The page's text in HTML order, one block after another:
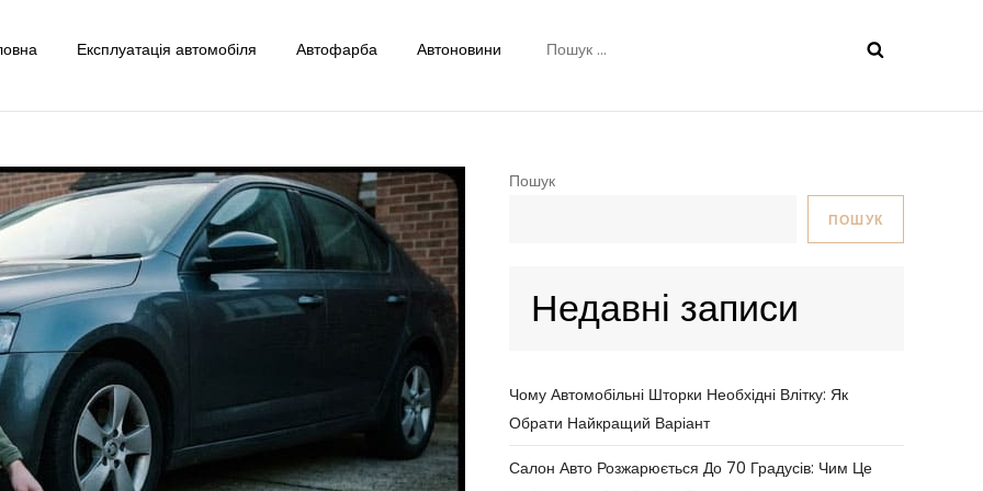
Експлуатація автомобіля Автофарба Автоновини
Пошук
ПОШУК
Недавні записи
Чому Автомобільні Шторки Необхідні Влітку: Як
Обрати Найкращий Варіант
Салон Авто Розжарюється До 70 Градусів: Чим Це